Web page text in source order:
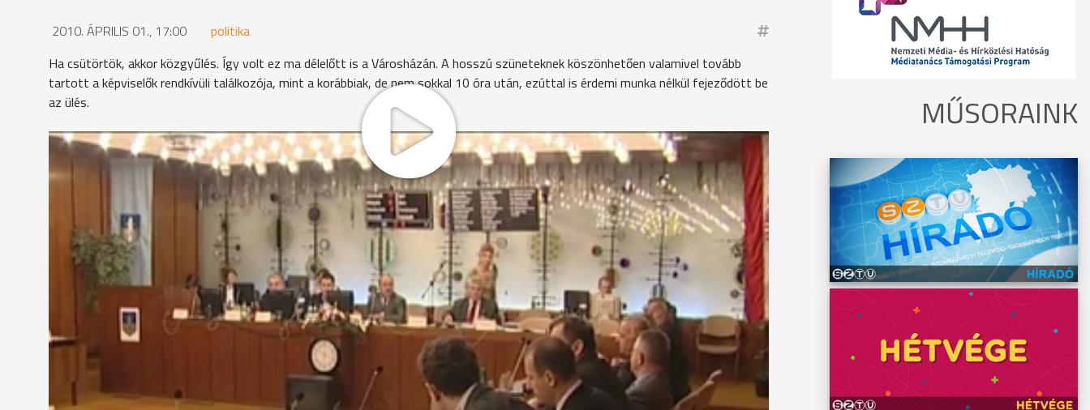
2010. ÁPRILIS 01., 17:00
politika
Ha csütörtök, akkor közgyűlés. Így volt ez ma délelőtt is a Városházán. A hosszú szüneteknek köszönhetően valamivel tovább
tartott a képviselők rendkívüli találkozója, mint a korábbiak, de nem sokkal 10 óra után, ezúttal is érdemi munka nélkül fejeződött be
az ülés.
Habár a Fidesz-KDNP frakcióból többen hiányoztak, így is határozatképesnek bizonyult a közgyűlés. Molnár Miklós,
a Gazdasági Bizottság elnöke a napirend megszavazása előtt azt javasolta, hogy a kiküldött három napirend közül
csak a másodikat, az oladi plató útépítési pályázatát tárgyalják a szoros határidő miatt. Szerinte a költségvetést az
április 20-i rendkívüli ülésen, míg a zöldterületek karbantartására kiírandó pályázatot az április 29-én esedékes
rendes közgyűlésen kell megvitatnia.
Mivel Ipkovich György polgármester az eredeti javaslatot tette fel szavazásra és az nem kapott többséget, polémia
bontakoztt ki a képviselők között a folytatásról. A városvezető öt perces szünetet rendelt el, amely alatt szinte
mindenki mindenkivel egyeztetett a teremben. A félórára duzzadt szünet után Nemény András, az MSZP
frakcióvezetője azzal a javaslattal állt elő, hogy mindenképpen tárgyalják meg a költségvetés első olvasatát.
Molnár Miklós erre úgy reagált, hogy az eléjük került tervezetet a a fűnyíróelv alapján, prioritások meghatározása
nélkül készítették el, így az nem alkalmas a vitára.
MŰSORAINK